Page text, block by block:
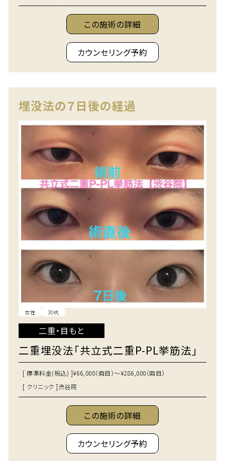
この施術の詳細
カウンセリング予約
埋没法の７日後の経過
女性 30代
二重・目もと
二重埋没法「共立式二重P-PL挙筋法」
[ 標準料金(税込) ]¥66,000（両目）～¥286,000（両目）
[ クリニック ]渋谷院
この施術の詳細
カウンセリング予約